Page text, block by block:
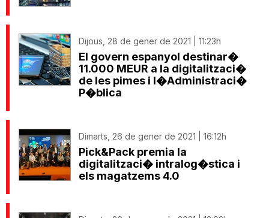
Dijous, 28 de gener de 2021 | 11:23h
El govern espanyol destinar�
11.000 MEUR a la digitalitzaci�
de les pimes i l�Administraci�
P�blica
Dimarts, 26 de gener de 2021 | 16:12h
Pick&Pack premia la
digitalitzaci� intralog�stica i
els magatzems 4.0